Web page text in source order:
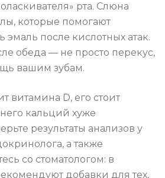
рта. Слюна
которые помогают
эмаль после кислотных атак.
обеда — не просто перекус,
вашим зубам.
витамина D, его стоит
кальций хуже
результаты анализов у
а также
со стоматологом: в
добавки для тех,